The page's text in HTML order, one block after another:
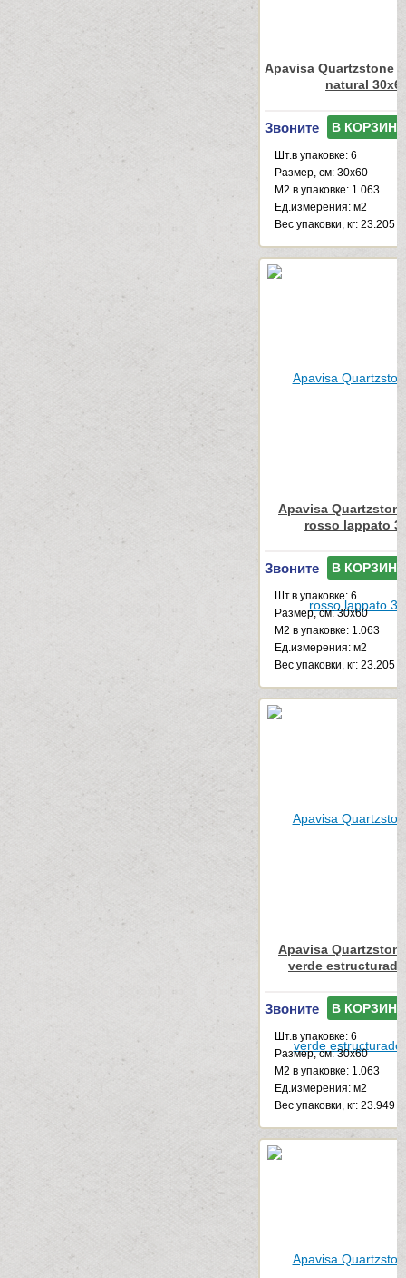
Apavisa Quartzstone
natural
Звоните В КОРЗИНУ
Шт.в упаковке: 6
Размер, см: 30x60
М2 в упаковке: 1.063
Ед.измерения: м2
Веc упаковки, кг: 23.205
Apavisa
rosso lappato
Звоните В КОРЗИНУ
Шт.в упаковке: 6
Размер, см: 30x60
М2 в упаковке: 1.063
Ед.измерения: м2
Веc упаковки, кг: 23.205
Apavisa
verde
Звоните В КОРЗИНУ
Шт.в упаковке: 6
Размер, см: 30x60
М2 в упаковке: 1.063
Ед.измерения: м2
Веc упаковки, кг: 23.949